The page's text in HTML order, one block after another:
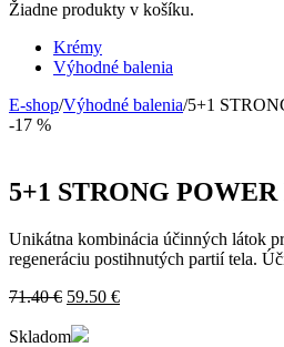
Žiadne produkty v košíku.
Krémy
Výhodné balenia
E-shop/Výhodné balenia/5+1
-17 %
5+1 STRONG
Unikátna kombinácia účinných látok
regeneráciu postihnutých partií tela.
71.40€ Pôvodná
bola:
59.50 €Aktuálna
Skladom